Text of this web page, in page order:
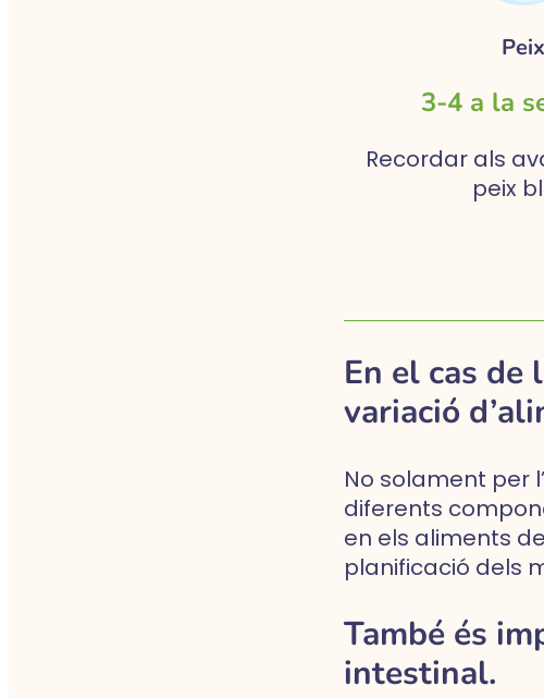
Peix
3-4 a la
Recordar als
peix
En el cas
variació
No solament per
diferents
en els aliments
planificació dels
També és
intestinal.